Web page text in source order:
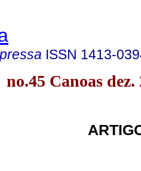
ISSN 1413-
Canoas dez.